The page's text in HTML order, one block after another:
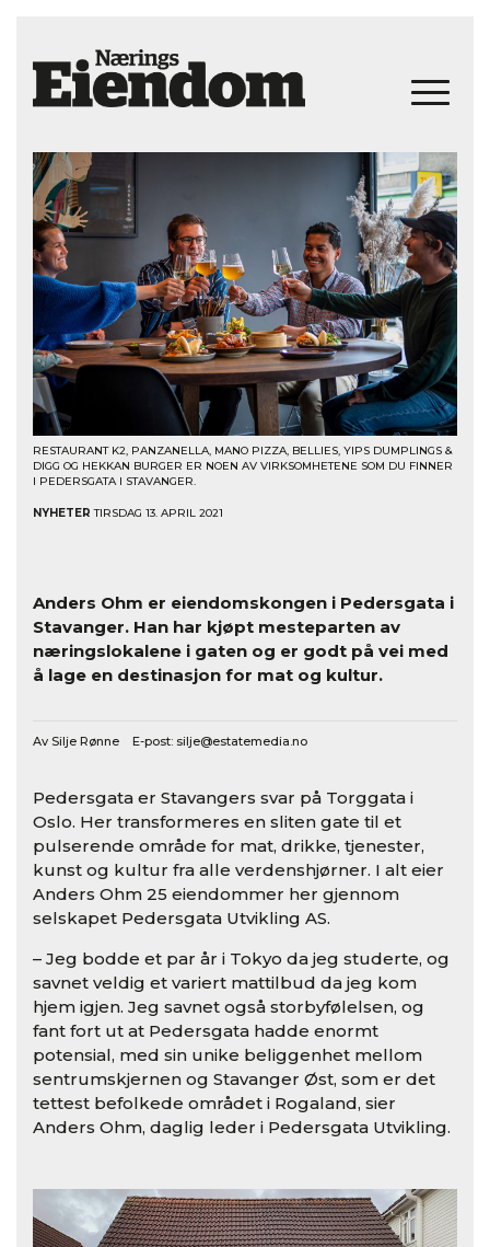
RESTAURANT K2, PANZANELLA, MANO PIZZA, BELLIES, YIPS DUMPLINGS &
DIGG OG HEKKAN BURGER ER NOEN AV VIRKSOMHETENE SOM DU FINNER
I PEDERSGATA I STAVANGER.
NYHETER TIRSDAG 13. APRIL 2021
Anders Ohm er eiendomskongen i Pedersgata i
Stavanger. Han har kjøpt mesteparten av
næringslokalene i gaten og er godt på vei med
å lage en destinasjon for mat og kultur.
Av Silje Rønne E-post: silje@estatemedia.no
Pedersgata er Stavangers svar på Torggata i
Oslo. Her transformeres en sliten gate til et
pulserende område for mat, drikke, tjenester,
kunst og kultur fra alle verdenshjørner. I alt eier
Anders Ohm 25 eiendommer her gjennom
selskapet Pedersgata Utvikling AS.
– Jeg bodde et par år i Tokyo da jeg studerte, og
savnet veldig et variert mattilbud da jeg kom
hjem igjen. Jeg savnet også storbyfølelsen, og
fant fort ut at Pedersgata hadde enormt
potensial, med sin unike beliggenhet mellom
sentrumskjernen og Stavanger Øst, som er det
tettest befolkede området i Rogaland, sier
Anders Ohm, daglig leder i Pedersgata Utvikling.